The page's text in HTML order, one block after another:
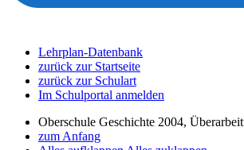
Lehrplan-Datenbank
zurück zur Startseite
zurück zur Schulart
Im Schulportal anmelden
Oberschule Geschichte 2004,
zum Anfang